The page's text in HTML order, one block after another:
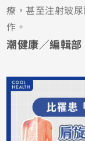
療，甚至注射玻
作。
潮健康／編輯部